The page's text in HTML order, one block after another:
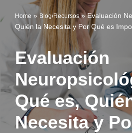
Home » Blog/Recursos »Evaluación
Quién la Necesita y Por Qué es
Evaluación
Qué es,
Necesita y